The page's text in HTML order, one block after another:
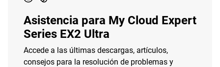
Asistencia para My Cloud Expert
Series EX2 Ultra
Accede a las últimas descargas, artículos,
consejos para la resolución de problemas y